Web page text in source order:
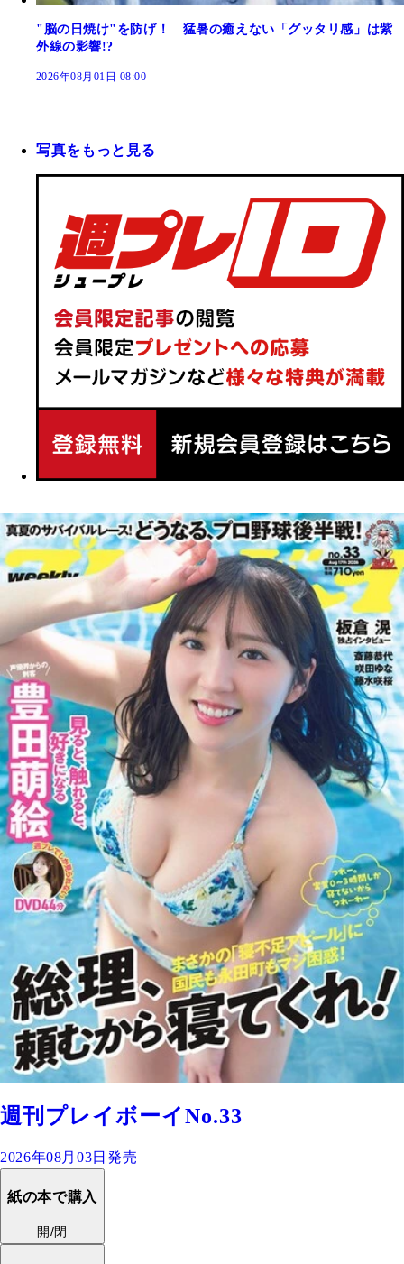
"脳の日焼け"を防げ！ 猛暑の癒えない「グッタリ感」は紫
外線の影響!?
2026年08月01日 08:00
写真をもっと見る
週刊プレイボーイNo.33
2026年08月03日発売
紙の本で購入
開/閉